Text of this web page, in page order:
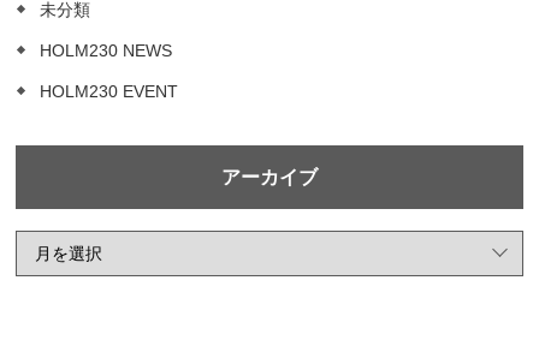
未分類
HOLM230 NEWS
HOLM230 EVENT
アーカイブ